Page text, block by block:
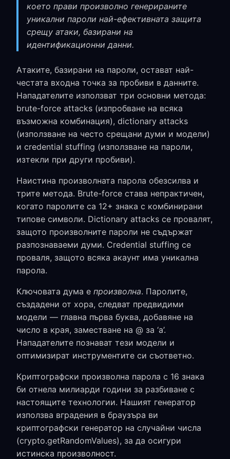
което прави произволно генерираните
уникални пароли най-ефективната защита
срещу атаки, базирани на
идентификационни данни.
Атаките, базирани на пароли, остават най-
честата входна точка за пробиви в данните.
Нападателите използват три основни метода:
brute-force attacks (изпробване на всяка
възможна комбинация), dictionary attacks
(използване на често срещани думи и модели)
и credential stuffing (използване на пароли,
изтекли при други пробиви).
Наистина произволната парола обезсилва и
трите метода. Brute-force става непрактичен,
когато паролите са 12+ знака с комбинирани
типове символи. Dictionary attacks се провалят,
защото произволните пароли не съдържат
разпознаваеми думи. Credential stuffing се
проваля, защото всяка акаунт има уникална
парола.
Ключовата дума е произволна. Паролите,
създадени от хора, следват предвидими
модели — главна първа буква, добавяне на
число в края, заместване на @ за ‘a’.
Нападателите познават тези модели и
оптимизират инструментите си съответно.
Криптографски произволна парола с 16 знака
би отнела милиарди години за разбиване с
настоящите технологии. Нашият генератор
използва вградения в браузъра ви
криптографски генератор на случайни числа
(crypto.getRandomValues), за да осигури
истинска произволност.